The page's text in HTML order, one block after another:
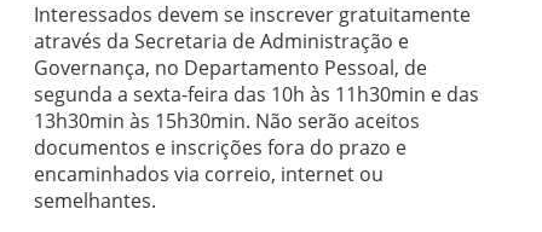
Interessados devem se inscrever gratuitamente
através da Secretaria de Administração e
Governança, no Departamento Pessoal, de
segunda a sexta-feira das 10h às 11h30min e das
13h30min às 15h30min. Não serão aceitos
documentos e inscrições fora do prazo e
encaminhados via correio, internet ou
semelhantes.